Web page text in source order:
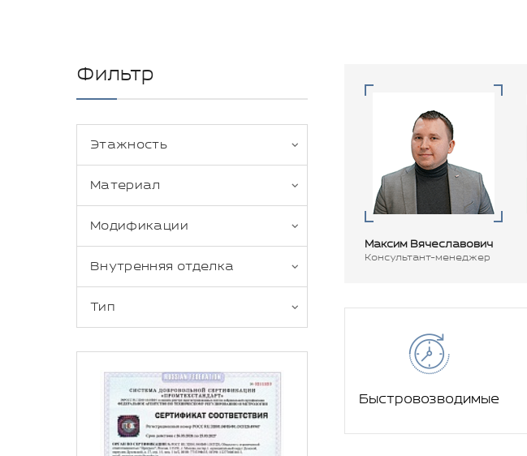
Фильтр
Этажность
Материал
Модификации
Внутренняя отделка
Тип
Максим Вячеславович
Консультант-менеджер
Быстровозводимые